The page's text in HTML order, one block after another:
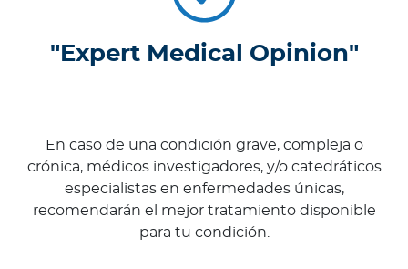
"Expert Medical Opinion"
En caso de una condición grave, compleja o
crónica, médicos investigadores, y/o catedráticos
especialistas en enfermedades únicas,
recomendarán el mejor tratamiento disponible
para tu condición.